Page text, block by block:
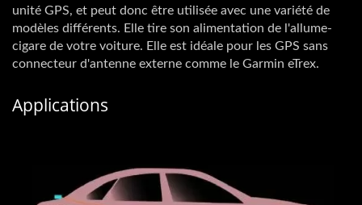
unité GPS, et peut donc être utilisée avec une variété de
modèles différents. Elle tire son alimentation de l'allume-
cigare de votre voiture. Elle est idéale pour les GPS sans
connecteur d'antenne externe comme le Garmin eTrex.
Applications